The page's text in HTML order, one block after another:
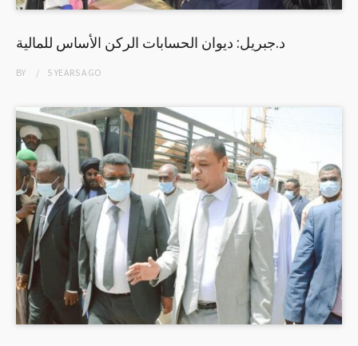
د.جبريل: ديوان الحسابات الركن الأساس للمالية
BY 5 YEARSAGO